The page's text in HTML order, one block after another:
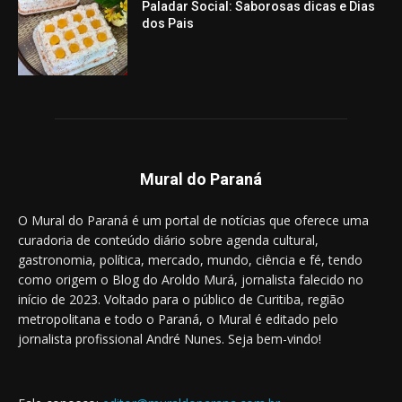
Paladar Social: Saborosas dicas e Dias
dos Pais
Mural do Paraná
O Mural do Paraná é um portal de notícias que oferece uma
curadoria de conteúdo diário sobre agenda cultural,
gastronomia, política, mercado, mundo, ciência e fé, tendo
como origem o Blog do Aroldo Murá, jornalista falecido no
início de 2023. Voltado para o público de Curitiba, região
metropolitana e todo o Paraná, o Mural é editado pelo
jornalista profissional André Nunes. Seja bem-vindo!